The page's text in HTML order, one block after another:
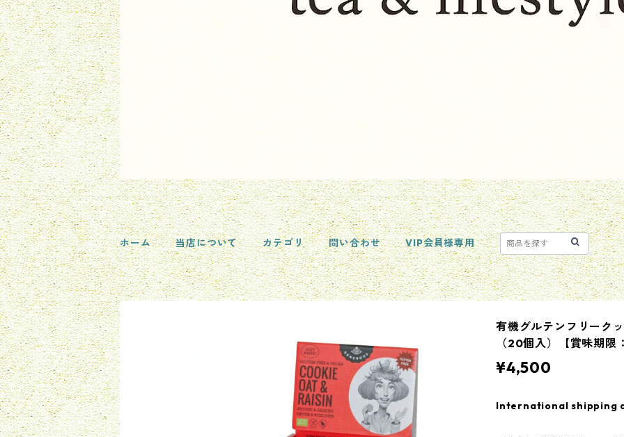
ホーム 当店について カテゴリ 問い合わせ VIP会員様専用
有機グルテンフリーク
（20個入）【賞味期
¥4,500
International shipping